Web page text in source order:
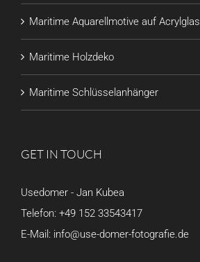
Maritime Aquarellmotive auf Acrylglas
Maritime Holzdeko
Maritime Schlüsselanhänger
GET IN TOUCH
Usedomer - Jan Kubea
Telefon: +49 152 33543417
E-Mail: info@use-domer-fotografie.de